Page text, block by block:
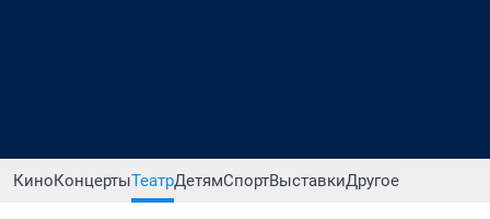
КиноКонцертыТеатрДетямСпортВыставкиДругое